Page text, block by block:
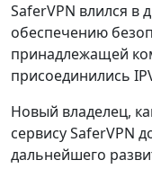
SaferVPN влился в
обеспечению
принадлежащей
присоединились
Новый владелец,
сервису SaferVPN
дальнейшего